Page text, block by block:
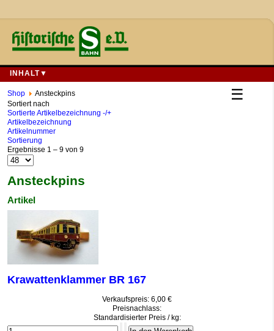
INHALT▼
☰
Shop
Ansteckpins
Sortiert nach
Sortierte Artikelbezeichnung -/+
Artikelbezeichnung
Artikelnummer
Sortierung
Ergebnisse 1 – 9 von 9
Ansteckpins
Artikel
Krawattenklammer BR 167
Verkaufspreis: 6,00 €
Preisnachlass:
Standardisierter Preis / kg: